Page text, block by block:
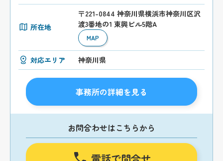
所在地
〒221-0844 神奈川県横浜市神奈川区沢
渡3番地の1 東興ビル5階A
MAP
対応エリア 神奈川県
事務所の詳細を見る
お問合わせはこちらから